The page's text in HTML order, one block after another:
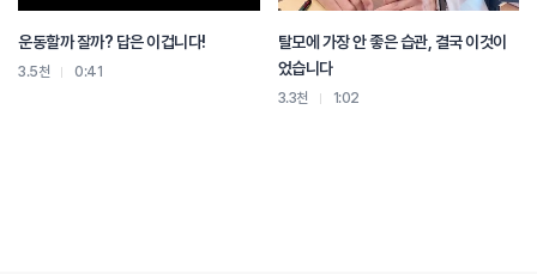
운동할까 잘까? 답은 이겁니다!
3.5천 0:41
탈모에 가장 안 좋은 습관, 결국 이것이
었습니다
3.3천 1:02